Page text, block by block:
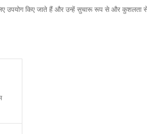
उपयोग किए जाते हैं और उन्हें सुचारू रूप से और कुशलता